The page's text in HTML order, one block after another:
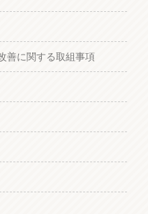
善に関する取組事項